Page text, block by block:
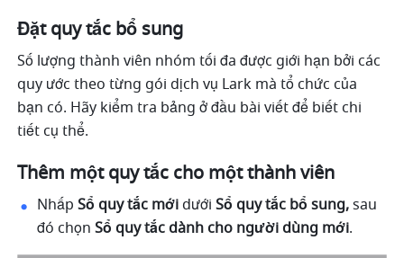
Đặt quy tắc bổ sung
Số lượng thành viên nhóm tối đa được giới hạn bởi các
quy ước theo từng gói dịch vụ Lark mà tổ chức của
bạn có. Hãy kiểm tra bảng ở đầu bài viết để biết chi
tiết cụ thể.
Thêm một quy tắc cho một thành viên
Nhấp Sổ quy tắc mới dưới Sổ quy tắc bổ sung, sau
đó chọn Sổ quy tắc dành cho người dùng mới.